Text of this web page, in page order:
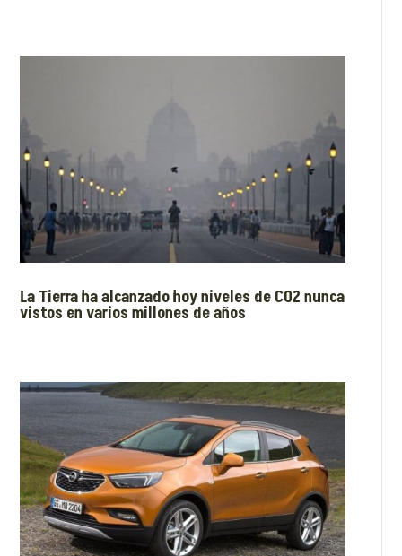
La Tierra ha alcanzado hoy niveles de CO2 nunca
vistos en varios millones de años